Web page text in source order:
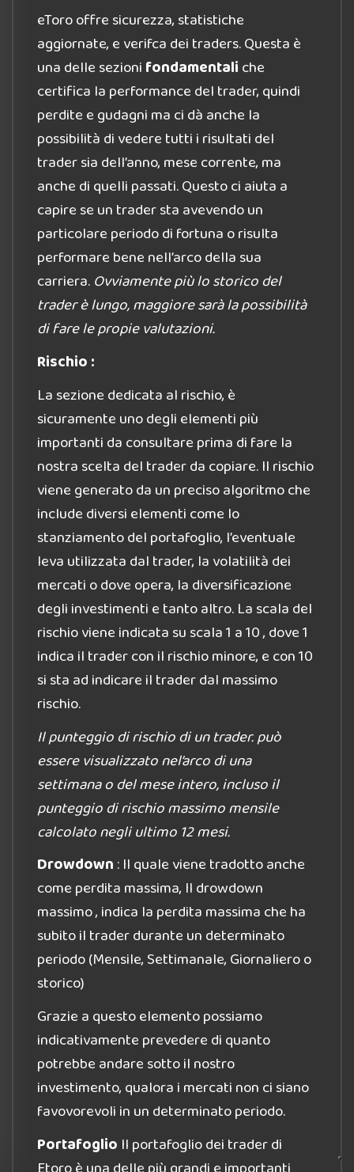
eToro offre sicurezza, statistiche
aggiornate, e verifca dei traders. Questa è
una delle sezioni fondamentali che
certifica la performance del trader, quindi
perdite e gudagni ma ci dà anche la
possibilità di vedere tutti i risultati del
trader sia dell’anno, mese corrente, ma
anche di quelli passati. Questo ci aiuta a
capire se un trader sta avevendo un
particolare periodo di fortuna o risulta
performare bene nell’arco della sua
carriera. Ovviamente più lo storico del
trader è lungo, maggiore sarà la possibilità
di fare le propie valutazioni.
Rischio :
La sezione dedicata al rischio, è
sicuramente uno degli elementi più
importanti da consultare prima di fare la
nostra scelta del trader da copiare. Il rischio
viene generato da un preciso algoritmo che
include diversi elementi come lo
stanziamento del portafoglio, l’eventuale
leva utilizzata dal trader, la volatilità dei
mercati o dove opera, la diversificazione
degli investimenti e tanto altro. La scala del
rischio viene indicata su scala 1 a 10 , dove 1
indica il trader con il rischio minore, e con 10
si sta ad indicare il trader dal massimo
rischio.
Il punteggio di rischio di un trader. può
essere visualizzato nel’arco di una
settimana o del mese intero, incluso il
punteggio di rischio massimo mensile
calcolato negli ultimo 12 mesi.
Drowdown : Il quale viene tradotto anche
come perdita massima, Il drowdown
massimo , indica la perdita massima che ha
subito il trader durante un determinato
periodo (Mensile, Settimanale, Giornaliero o
storico)
Grazie a questo elemento possiamo
indicativamente prevedere di quanto
potrebbe andare sotto il nostro
investimento, qualora i mercati non ci siano
favovorevoli in un determinato periodo.
Portafoglio Il portafoglio dei trader di